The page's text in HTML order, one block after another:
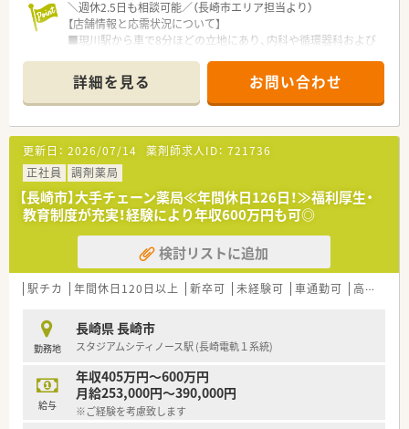
＜充実した研修制度＞
■入社時には、同期入社者とともに2週間弱、東京本社にて集合
研修を行います。会社のことや業務を遂行する上で必要な法令
から実務まで座学中心でロープレを交えながら学んでいきます。
■各拠点に配属され先輩社員から業務を引継ぎながらOJT担当
者とともに医療機関へ同行するなど、徐々に業務を身に着けるこ
とが出来ます。
■確認テストやチェックシートを用いながら習熟度を測り、入社
後1年程度で一人で担当を持てるようになります。
＜こんな企業です＞
■医療イノベーションを志し、両社が取り組んできたヘルスケア
事業をより一層加速してまいります。
■これまで多くの治験に携わり、主に『お薬の一生』に貢献して
きました。
■医療領域だけにとどまらず、健康、未病・予防、予後といった一
貫した生活スタイルから派生する各ステージにおいて、当社が培
ってきた知識・ノウハウを活用し、生を受けたその人がその人ら
目指します。
■長年高めてきた倫理観を礎に、時代のニーズに柔軟に対応する
姿勢と新たな価値を創造していくフロンティア精神を持つ集団
であり続けます。
■ヘルスケア業界の心髄ともいえる『生と命の追求・研究』それ
が我々の使命です。当社の各事業部は、それぞれがLAB（研究室）
として、ヘルスケア分野を事業化研究の視点から追求し、生を受
＼週休2.5日も相談可能／（長崎市エリア担当より）
【店舗情報と応需状況について】
■現川駅から車で8分ほどの立地にあり、内科や循環器科および
■複数の医療機関から処方箋を受け付けており、地域にお住まい
の患者様の健康をしっかりとサポートしている店舗です。
■外来における調剤業務だけでなく在宅業務にも積極的に取り
組んでおり、地域医療への貢献度が高い調剤薬局です。
【勤務実態について】
■月火木金は18時まで、水曜日は17時まで、土曜日は12時半ま
での開局時間となっており、無理なく働けるシフトです。
■日曜日と祝日が固定休となっているため、週末の予定が立てや
すくプライベートの時間をしっかりと確保できる環境です。
■希望される方には日祝と平日1日に加えて土曜半日のお休みと
いった、週休2.5日の勤務形態も柔軟に対応しております。
【職場環境と雰囲気】
おり、少人数ならではのチームワークの良さが魅力の職場です。
■代表が薬剤師出身であることから現場の意見が経営に届きや
すく、風通しの良いアットホームな雰囲気が広がっております。
■スタッフ同士が助け合いながら業務を進める社風であり、困っ
たことがあればすぐに相談できる働きやすい環境が整っていま
す。
詳細を見る お問い合わせ
更新日： 2026/07/14 薬剤師求人ID： 721736
正社員
調剤薬局
【長崎市】大手チェーン薬局≪年間休日126日！≫福利厚生・
教育制度が充実！経験により年収600万円も可◎
検討リストに追加
駅チカ 年間休日120日以上 新卒可 未経験可 車通勤可 高給与(600万円以上)
勤務地
長崎県 長崎市
スタジアムシティノース駅 (長崎電軌１系統)
給与
年収405万円～600万円
月給253,000円～390,000円
※ご経験を考慮致します